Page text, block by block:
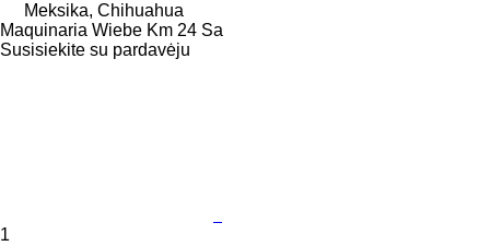
Meksika, Chihuahua
Maquinaria Wiebe Km 24 Sa
Susisiekite su pardavėju
1